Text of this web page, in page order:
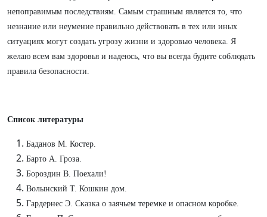
непоправимым последствиям. Самым страшным является то, что
незнание или неумение правильно действовать в тех или иных
ситуациях могут создать угрозу жизни и здоровью человека. Я
желаю всем вам здоровья и надеюсь, что вы всегда будите соблюдать
правила безопасности.
Список литературы
Баданов М. Костер.
Барто А. Гроза.
Бороздин В. Поехали!
Волынский Т. Кошкин дом.
Гардернес Э. Сказка о заячьем теремке и опасном коробке.